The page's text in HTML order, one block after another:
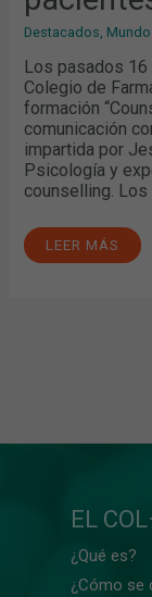
Destacados,
Los pasados
Colegio de
formación
comunicación
impartida por
Psicología y
counselling. Los
LEER MÁS
EL
¿Qué es?
¿Cómo se